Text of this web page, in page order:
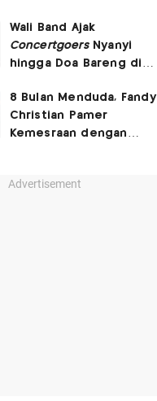
Bloom
Wali Band Ajak
ConcertgoersNyanyi
hingga Doa Bareng di
2026
8 Bulan Menduda, Fandy
Christian Pamer
Kemesraan dengan
Advertisement